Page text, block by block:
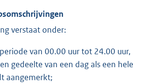
verstaat onder:
van 00.00 uur tot 24.00 uur,
gedeelte van een dag als een hele
aangemerkt;